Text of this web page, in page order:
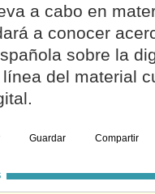
a cabo en
a conocer
sobre la
del material
Guardar Compartir